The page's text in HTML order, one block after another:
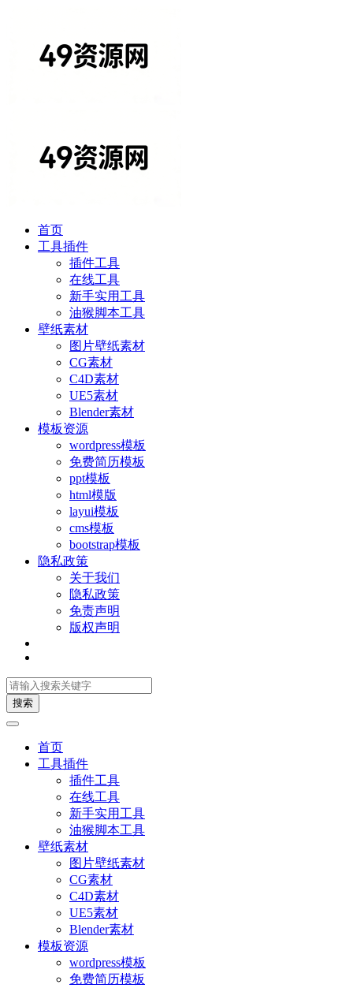
首页
工具插件
插件工具
在线工具
新手实用工具
油猴脚本工具
壁纸素材
图片壁纸素材
CG素材
C4D素材
UE5素材
Blender素材
模板资源
wordpress模板
免费简历模板
ppt模板
html模版
layui模板
cms模板
bootstrap模板
隐私政策
关于我们
隐私政策
免责声明
版权声明
搜索
首页
工具插件
插件工具
在线工具
新手实用工具
油猴脚本工具
壁纸素材
图片壁纸素材
CG素材
C4D素材
UE5素材
Blender素材
模板资源
wordpress模板
免费简历模板